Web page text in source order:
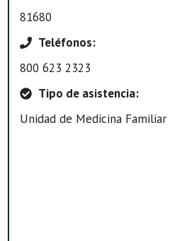
81680
Teléfonos:
800 623 2323
Tipo de asistencia:
Unidad de Medicina Familiar